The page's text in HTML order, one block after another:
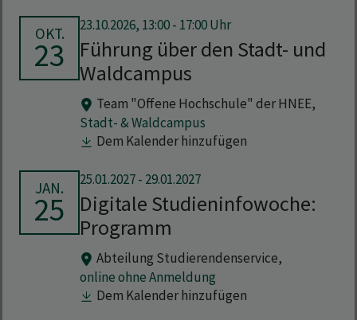
OKT.
23
Führung über den Stadt- und
Waldcampus
23.10.2026, 13:00 - 17:00 Uhr
Team "Offene Hochschule" der HNEE,
Stadt- & Waldcampus
Dem Kalender hinzufügen
JAN.
25
Digitale Studieninfowoche:
Programm
25.01.2027- 29.01.2027
Abteilung Studierendenservice,
online ohne Anmeldung
Dem Kalender hinzufügen